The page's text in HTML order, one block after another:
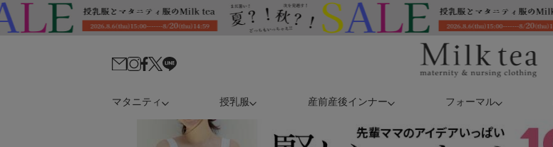
マタニティ 授乳服 産前産後インナー フォーマル